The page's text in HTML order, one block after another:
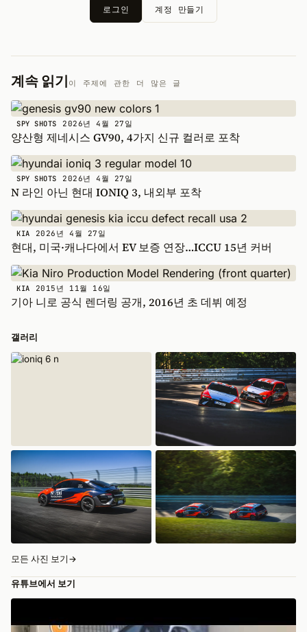
로그인 계정 만들기
계속 읽기 이 주제에 관한 더 많은 글
SPY SHOTS 2026년 4월 27일
양산형 제네시스 GV90, 4가지 신규 컬러로 포착
SPY SHOTS 2026년 4월 27일
N 라인 아닌 현대 IONIQ 3, 내외부 포착
KIA 2026년 4월 27일
현대, 미국·캐나다에서 EV 보증 연장…ICCU 15년 커버
KIA 2015년 11월 16일
기아 니로 공식 렌더링 공개, 2016년 초 데뷔 예정
갤러리
모든 사진 보기 →
유튜브에서 보기